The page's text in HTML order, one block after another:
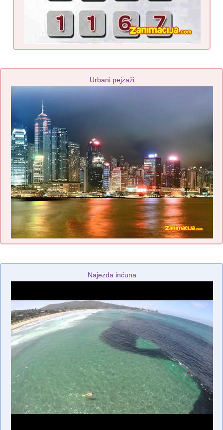
Urbani pejzaži
Najezda inćuna